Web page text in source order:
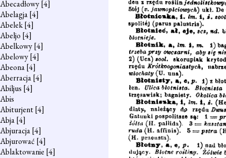
Abecadłowy[4]
Abelagja[4]
Abelek[4]
Abeljo [4]
Abelkowy[4]
Abelowy[4]
Abeona[4]
Aberracja[4]
Abiljus [4]
Abis
Abiturjent[4]
Abja[4]
Abjuracja[4]
Abjurować [4]
Ablaktowanie [4]